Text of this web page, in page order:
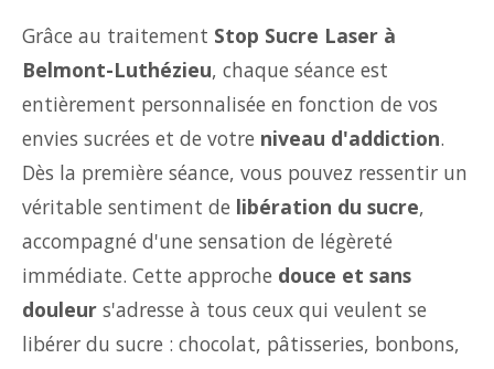
Grâce au traitement Stop Sucre Laser à
Belmont-Luthézieu, chaque séance est
entièrement personnalisée en fonction de vos
envies sucrées et de votre niveau d'addiction.
Dès la première séance, vous pouvez ressentir un
véritable sentiment de libération du sucre,
accompagné d'une sensation de légèreté
immédiate. Cette approche douce et sans
douleur s'adresse à tous ceux qui veulent se
libérer du sucre : chocolat, pâtisseries, bonbons,